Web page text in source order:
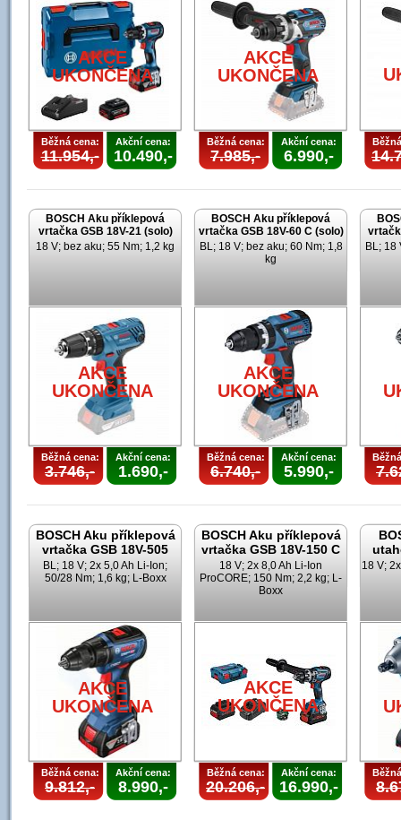
AKCE
UKONČENA
Běžná cena:
11.954,-
Akční cena:
10.490,-
AKCE
UKONČENA
Běžná cena:
7.985,-
Akční cena:
6.990,-
BOSCH Aku příklepová
vrtačka GSB 18V-21 (solo)
18 V; bez aku; 55 Nm; 1,2 kg
AKCE
UKONČENA
Běžná cena:
3.746,-
Akční cena:
1.690,-
BOSCH Aku příklepová
vrtačka GSB 18V-60 C (solo)
BL; 18 V; bez aku; 60 Nm; 1,8
kg
AKCE
UKONČENA
Běžná cena:
6.740,-
Akční cena:
5.990,-
BL; 18
BOSCH Aku příklepová
vrtačka GSB 18V-505
BL; 18 V; 2x 5,0 Ah Li-Ion;
50/28 Nm; 1,6 kg; L-Boxx
AKCE
UKONČENA
Běžná cena:
9.812,-
Akční cena:
8.990,-
BOSCH Aku příklepová
vrtačka GSB 18V-150 C
18 V; 2x 8,0 Ah Li-Ion
ProCORE; 150 Nm; 2,2 kg; L-
Boxx
AKCE
UKONČENA
Běžná cena:
20.206,-
Akční cena:
16.990,-
18 V;